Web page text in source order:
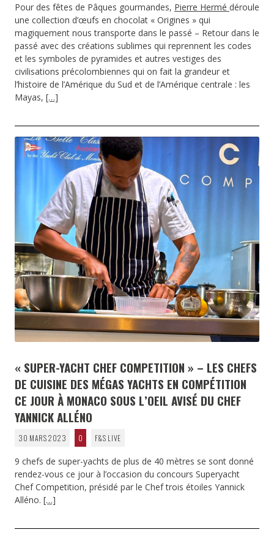
Pour des fêtes de Pâques gourmandes, Pierre Hermé déroule
une collection d’œufs en chocolat « Origines » qui
magiquement nous transporte dans le passé – Retour dans le
passé avec des créations sublimes qui reprennent les codes
et les symboles de pyramides et autres vestiges des
civilisations précolombiennes qui on fait la grandeur et
l’histoire de l’Amérique du Sud et de l’Amérique centrale : les
Mayas, […]
« SUPER-YACHT CHEF COMPETITION » – LES CHEFS
DE CUISINE DES MÉGAS YACHTS EN COMPÉTITION
CE JOUR À MONACO SOUS L’OEIL AVISÉ DU CHEF
YANNICK ALLÉNO
30 MARS 2023 0 F&S LIVE
9 chefs de super-yachts de plus de 40 mètres se sont donné
rendez-vous ce jour à l’occasion du concours Superyacht
Chef Competition, présidé par le Chef trois étoiles Yannick
Alléno. […]